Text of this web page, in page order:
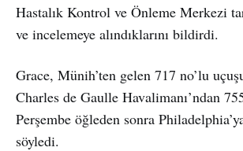
Hastalık Kontrol ve Önleme Merkezi
ve incelemeye alındıklarını bildirdi.
Grace, Münih’ten gelen 717 no’lu
Charles de Gaulle Havalimanı’ndan
Perşembe öğleden sonra
söyledi.